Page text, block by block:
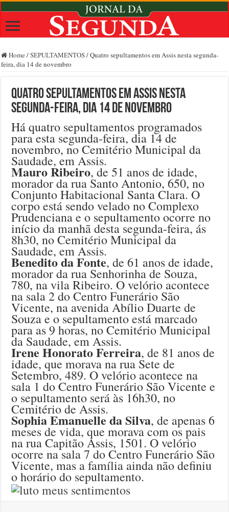
Home /SEPULTAMENTOS/Quatro sepultamentos em Assis nesta segunda-
feira, dia 14 de novembro
Quatro sepultamentos em Assis nesta
segunda-feira, dia 14 de novembro
Há quatro sepultamentos programados
para esta segunda-feira, dia 14 de
novembro, no Cemitério Municipal da
Saudade, em Assis.
Mauro Ribeiro, de 51 anos de idade,
morador da rua Santo Antonio, 650, no
Conjunto Habitacional Santa Clara. O
corpo está sendo velado no Complexo
Prudenciana e o sepultamento ocorre no
início da manhã desta segunda-feira, ás
8h30, no Cemitério Municipal da
Saudade, em Assis.
Benedito da Fonte, de 61 anos de idade,
morador da rua Senhorinha de Souza,
780, na vila Ribeiro. O velório acontece
na sala 2 do Centro Funerário São
Vicente, na avenida Abílio Duarte de
Souza e o sepultamento está marcado
para as 9 horas, no Cemitério Municipal
da Saudade, em Assis.
Irene Honorato Ferreira, de 81 anos de
idade, que morava na rua Sete de
Setembro, 489. O velório acontece na
sala 1 do Centro Funerário São Vicente e
o sepultamento será às 16h30, no
Cemitério de Assis.
Sophia Emanuelle da Silva, de apenas 6
meses de vida, que morava com os pais
na rua Capitão Assis, 1501. O velório
ocorre na sala 7 do Centro Funerário São
Vicente, mas a família ainda não definiu
o horário do sepultamento.